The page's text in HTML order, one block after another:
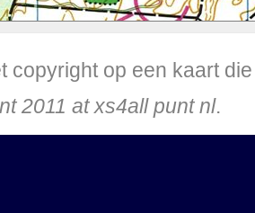
copyright op een kaart
2011 at xs4all punt nl.